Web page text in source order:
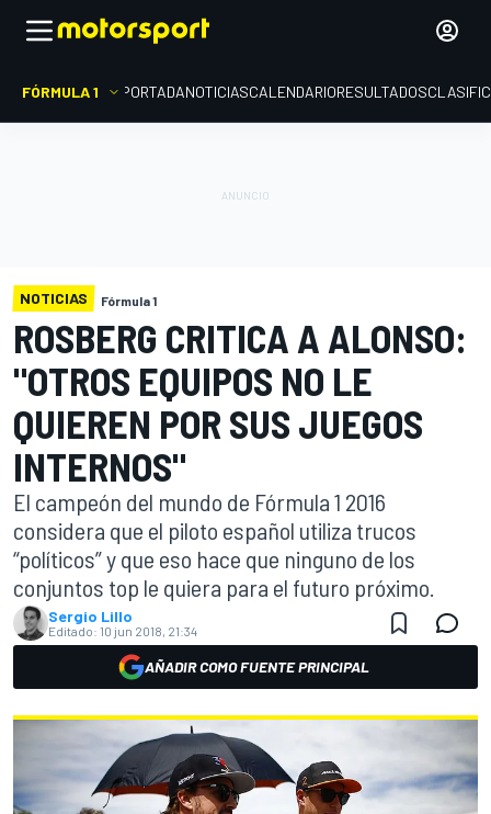
FÓRMULA 1 PORTADANOTICIASCALENDARIORESULTADOS
NOTICIAS Fórmula 1
ROSBERG CRITICA A ALONSO:
"OTROS EQUIPOS NO LE
QUIEREN POR SUS JUEGOS
INTERNOS"
El campeón del mundo de Fórmula 1 2016
considera que el piloto español utiliza trucos
“políticos” y que eso hace que ninguno de los
conjuntos top le quiera para el futuro próximo.
Sergio Lillo
Editado: 10 jun 2018, 21:34
AÑADIR COMO FUENTE PRINCIPAL